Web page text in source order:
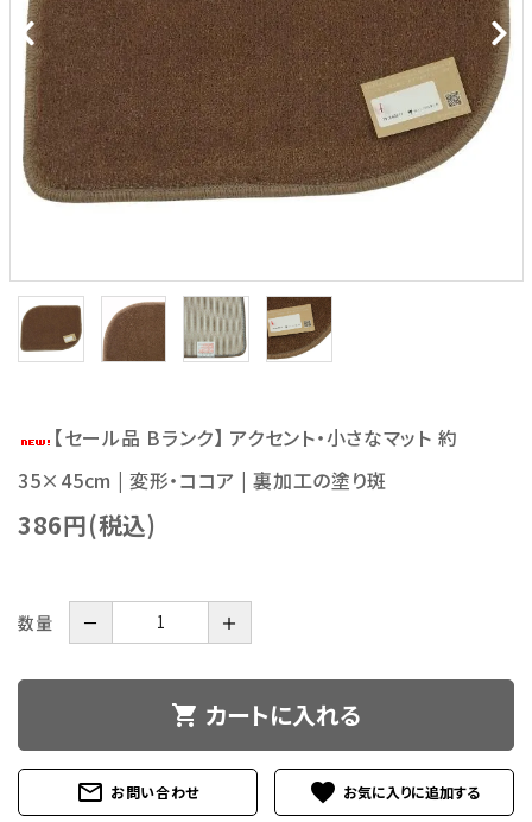
【セール品 Bランク】 アクセント・小さなマット 約
35×45cm | 変形・ココア | 裏加工の塗り斑
386円(税込)
数量 － ＋
shopping_cart カートに入れる
mail_outline お問い合わせ favorite